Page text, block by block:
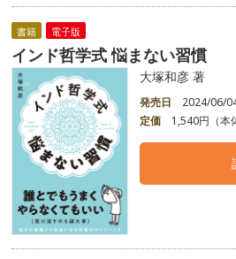
書籍 電子版
インド哲学式 悩まない習慣
大塚和彦 著
発売日
2024/06/
定価
1,540円（本